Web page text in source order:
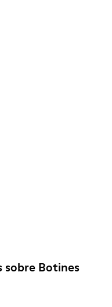
de piel burdeos para
001
sobre Botines